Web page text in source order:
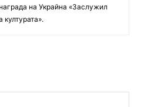
на Украйна «Заслужил
културата».